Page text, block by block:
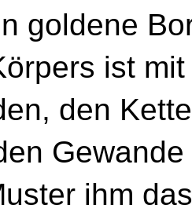
goldene
ist
den
ihm